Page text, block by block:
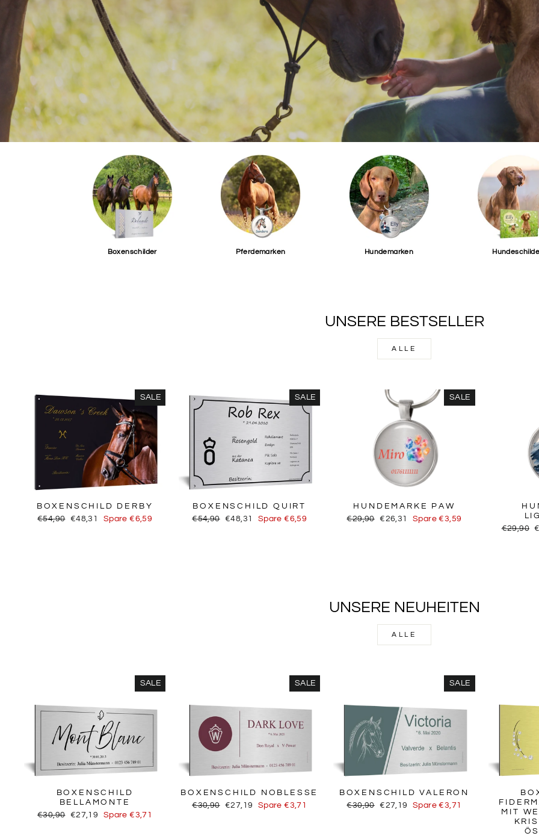
Boxenschilder Pferdemarken Hundemarken
UNSERE BESTSELLER
ALLE
SALE
BOXENSCHILD DERBY
Normaler
€54,90 Sonderpreis
€48,31 Spare €6,59
SALE
BOXENSCHILD QUIRT
Normaler
€54,90 Sonderpreis
€48,31 Spare €6,59
SALE
HUNDEMARKE PAW
Normaler
€29,90 Sonderpreis
€26,31 Spare €3,59
Normaler
€29,90
UNSERE NEUHEITEN
ALLE
SALE
BOXENSCHILD
BELLAMONTE
Normaler
€30,90 Sonderpreis
€27,19 Spare €3,71
SALE
BOXENSCHILD NOBLESSE
Normaler
€30,90 Sonderpreis
€27,19 Spare €3,71
SALE
BOXENSCHILD VALERON
Normaler
€30,90 Sonderpreis
€27,19 Spare €3,71
MIT